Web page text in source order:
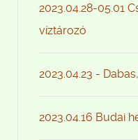
2023.04.28-05.01
víztározó
2023.04.23 -
2023.04.16 Budai